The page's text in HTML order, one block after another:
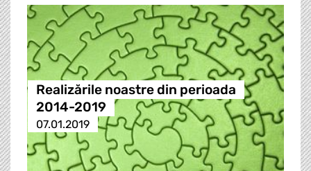
Realizările noastre din perioada
2014-2019
07.01.2019